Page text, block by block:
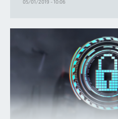
05/01/2019 - 10:06